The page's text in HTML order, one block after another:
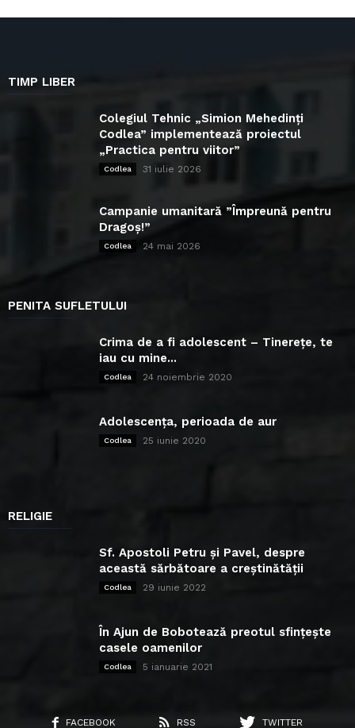
TIMP LIBER
Colegiul Tehnic „Simion Mehedinți
Codlea” implementează proiectul
„Practica pentru viitor”
Codlea 31 iulie 2026
Campanie umanitară ”Împreună pentru
Dragoș!”
Codlea 24 mai 2026
PENITA SUFLETULUI
Crima de a fi adolescent – Tinerețe, te
iau cu mine...
Codlea 24 noiembrie 2020
Adolescența, perioada de aur
Codlea 25 iunie 2020
RELIGIE
Sf. Apostoli Petru și Pavel, despre
această sărbătoare a creștinătății
Codlea 29 iunie 2022
În Ajun de Bobotează preotul sfințește
casele oamenilor
Codlea 5 ianuarie 2021
FACEBOOK RSS
TWITTER